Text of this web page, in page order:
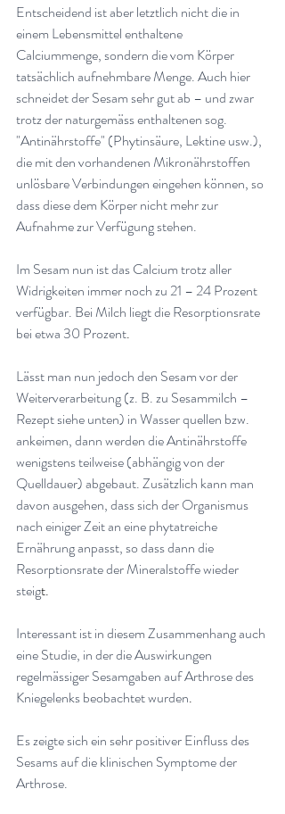
Entscheidend ist aber letztlich nicht die in
einem Lebensmittel enthaltene
Calciummenge, sondern die vom Körper
tatsächlich aufnehmbare Menge. Auch hier
schneidet der Sesam sehr gut ab – und zwar
trotz der naturgemäss enthaltenen sog.
"Antinährstoffe" (Phytinsäure, Lektine usw.),
die mit den vorhandenen Mikronährstoffen
unlösbare Verbindungen eingehen können, so
dass diese dem Körper nicht mehr zur
Aufnahme zur Verfügung stehen.
Im Sesam nun ist das Calcium trotz aller
Widrigkeiten immer noch zu 21 – 24 Prozent
verfügbar. Bei Milch liegt die Resorptionsrate
bei etwa 30 Prozent.
Lässt man nun jedoch den Sesam vor der
Weiterverarbeitung (z. B. zu Sesammilch –
Rezept siehe unten) in Wasser quellen bzw.
ankeimen, dann werden die Antinährstoffe
wenigstens teilweise (abhängig von der
Quelldauer) abgebaut. Zusätzlich kann man
davon ausgehen, dass sich der Organismus
nach einiger Zeit an eine phytatreiche
Ernährung anpasst, so dass dann die
Resorptionsrate der Mineralstoffe wieder
steigt.
Interessant ist in diesem Zusammenhang auch
eine Studie, in der die Auswirkungen
regelmässiger Sesamgaben auf Arthrose des
Kniegelenks beobachtet wurden.
Es zeigte sich ein sehr positiver Einfluss des
Sesams auf die klinischen Symptome der
Arthrose.